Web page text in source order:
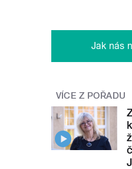
Jak nás
VÍCE Z POŘADU